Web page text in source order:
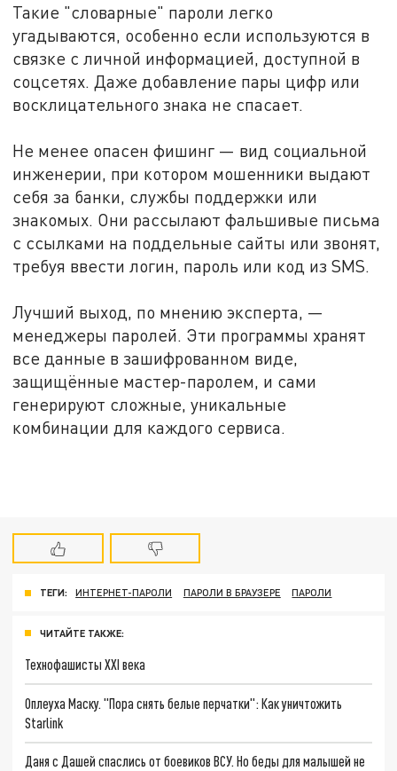
Такие "словарные" пароли легко
угадываются, особенно если используются в
связке с личной информацией, доступной в
соцсетях. Даже добавление пары цифр или
восклицательного знака не спасает.
Не менее опасен фишинг — вид социальной
инженерии, при котором мошенники выдают
себя за банки, службы поддержки или
знакомых. Они рассылают фальшивые письма
с ссылками на поддельные сайты или звонят,
требуя ввести логин, пароль или код из SMS.
Лучший выход, по мнению эксперта, —
менеджеры паролей. Эти программы хранят
все данные в зашифрованном виде,
защищённые мастер-паролем, и сами
генерируют сложные, уникальные
комбинации для каждого сервиса.
ТЕГИ: ИНТЕРНЕТ-ПАРОЛИ ПАРОЛИ В БРАУЗЕРЕ ПАРОЛИ
ЧИТАЙТЕ ТАКЖЕ:
Технофашисты XXI века
Оплеуха Маску. "Пора снять белые перчатки": Как уничтожить
Starlink
Даня с Дашей спаслись от боевиков ВСУ. Но беды для малышей не